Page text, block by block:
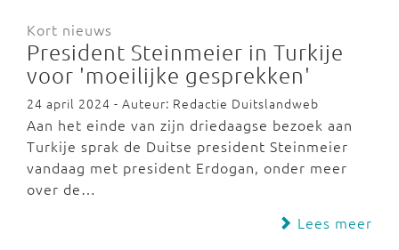
Kort nieuws
President Steinmeier in Turkije
voor 'moeilijke gesprekken'
24 april 2024 - Auteur: Redactie Duitslandweb
Aan het einde van zijn driedaagse bezoek aan
Turkije sprak de Duitse president Steinmeier
vandaag met president Erdogan, onder meer
over de…
Lees meer